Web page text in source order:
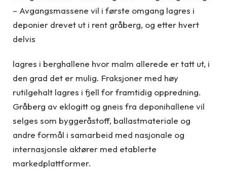
– Avgangsmassene vil i første omgang lagres i
deponier drevet ut i rent gråberg, og etter hvert
delvis
lagres i berghallene hvor malm allerede er tatt ut, i
den grad det er mulig. Fraksjoner med høy
rutilgehalt lagres i fjell for framtidig oppredning.
Gråberg av eklogitt og gneis fra deponihallene vil
selges som byggeråstoff, ballastmateriale og
andre formål i samarbeid med nasjonale og
internasjonsle aktører med etablerte
markedplattformer.